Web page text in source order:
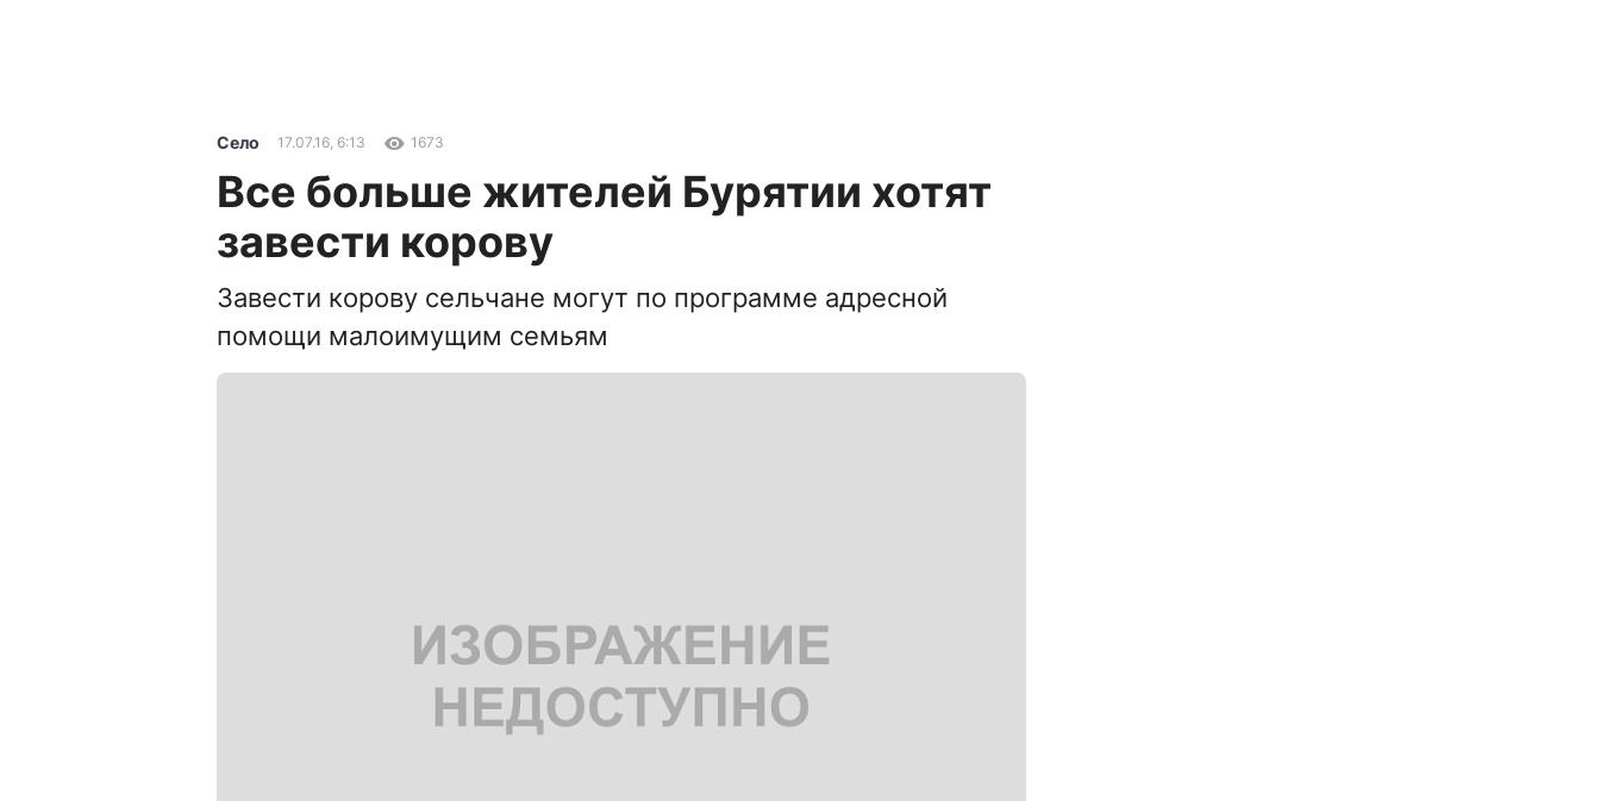
Село 17.07.16, 6:13 1673
Все больше жителей Бурятии хотят
завести корову
Завести корову сельчане могут по программе адресной
помощи малоимущим семьям